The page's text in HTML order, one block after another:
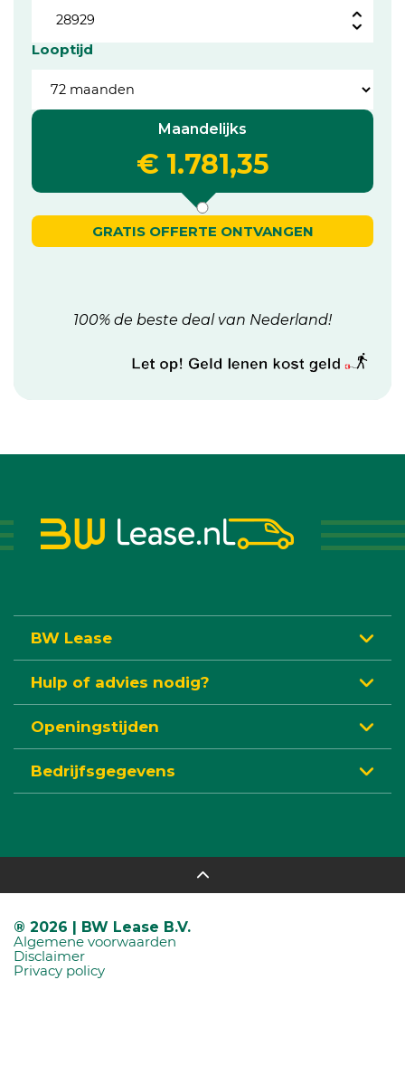
Looptijd
Maandelijks
€ 1.781,35
GRATIS OFFERTE ONTVANGEN
100% de beste deal van Nederland!
BW Lease
Hulp of advies nodig?
Openingstijden
Bedrijfsgegevens
® 2026 | BW Lease B.V.
Algemene voorwaarden
Disclaimer
Privacy policy